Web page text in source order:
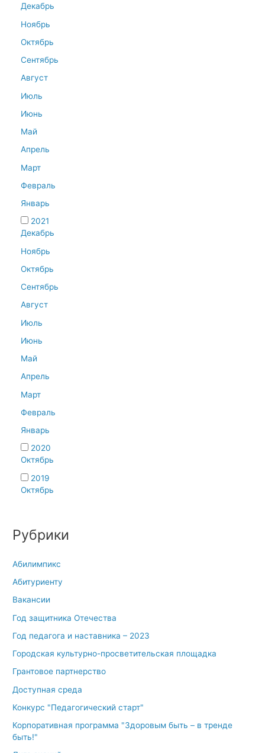
Декабрь
Ноябрь
Октябрь
Сентябрь
Август
Июль
Июнь
Май
Апрель
Март
Февраль
Январь
2021
Декабрь
Ноябрь
Октябрь
Сентябрь
Август
Июль
Июнь
Май
Апрель
Март
Февраль
Январь
2020
Октябрь
2019
Октябрь
Рубрики
Абилимпикс
Абитуриенту
Вакансии
Год защитника Отечества
Год педагога и наставника – 2023
Городская культурно-просветительская площадка
Грантовое партнерство
Доступная среда
Конкурс "Педагогический старт"
Корпоративная программа "Здоровым быть – в тренде
быть!"